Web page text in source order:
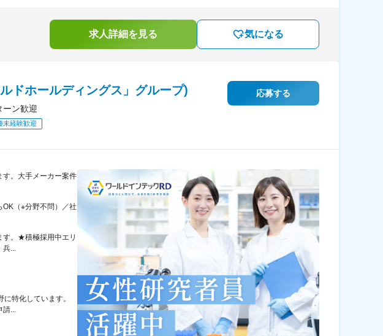
求人詳細を見る 気になる
ドホールディングス」グループ)
ーン歓迎
未経験歓迎
応募する
す。大手メーカー案件
OK（※分野不問）／社
す。★積極採用中エリ
兵...
特化しています。
請...